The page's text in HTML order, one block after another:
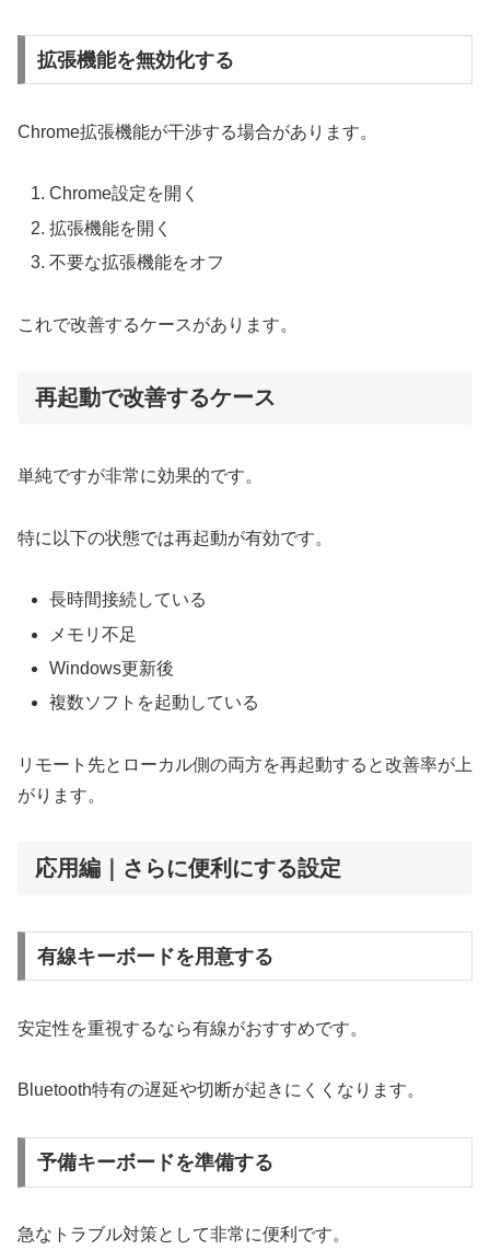
拡張機能を無効化する
Chrome拡張機能が干渉する場合があります。
Chrome設定を開く
拡張機能を開く
不要な拡張機能をオフ
これで改善するケースがあります。
再起動で改善するケース
単純ですが非常に効果的です。
特に以下の状態では再起動が有効です。
長時間接続している
メモリ不足
Windows更新後
複数ソフトを起動している
リモート先とローカル側の両方を再起動すると改善率が上
がります。
応用編｜さらに便利にする設定
有線キーボードを用意する
安定性を重視するなら有線がおすすめです。
Bluetooth特有の遅延や切断が起きにくくなります。
予備キーボードを準備する
急なトラブル対策として非常に便利です。